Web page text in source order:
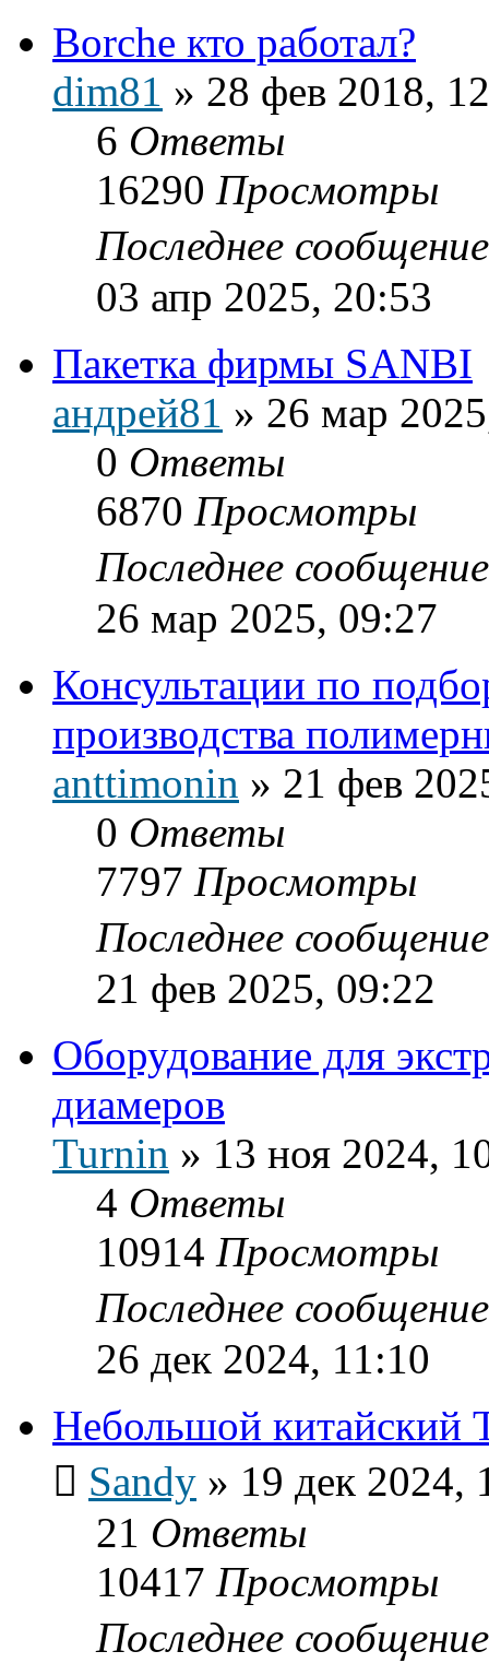
Borche кто работал?
dim81 » 28 фев 2018,
6 Ответы
16290 Просмотры
Последнее
03 апр 2025, 20:53
Пакетка фирмы SANBI
андрей81 » 26 мар
0 Ответы
6870 Просмотры
Последнее
26 мар 2025, 09:27
Консультации по
производства
anttimonin » 21 фев
0 Ответы
7797 Просмотры
Последнее
21 фев 2025, 09:22
Оборудование для
диамеров
Turnin » 13 ноя 2024,
4 Ответы
10914 Просмотры
Последнее
26 дек 2024, 11:10
Небольшой китайский
Sandy » 19 дек 2024,
21 Ответы
10417 Просмотры
Последнее